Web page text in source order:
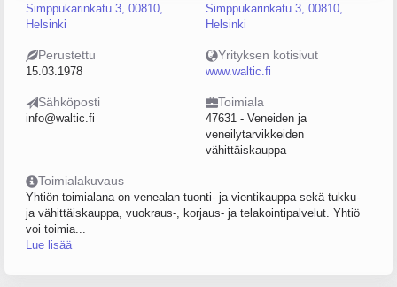
Simppukarinkatu 3, 00810,
Helsinki
Simppukarinkatu 3, 00810,
Helsinki
Perustettu
15.03.1978
Yrityksen kotisivut
www.waltic.fi
Sähköposti
info@waltic.fi
Toimiala
47631 - Veneiden ja
veneilytarvikkeiden
vähittäiskauppa
Toimialakuvaus
Yhtiön toimialana on venealan tuonti- ja vientikauppa sekä tukku-
ja vähittäiskauppa, vuokraus-, korjaus- ja telakointipalvelut. Yhtiö
voi toimia...
Lue lisää